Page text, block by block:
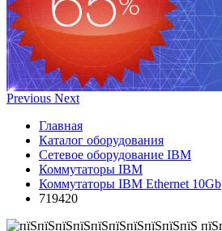
Previous Next
Главная
Каталог оборудования
Сетевое оборудование IBM
Коммутаторы IBM
Коммутаторы IBM Ethernet 10Gb
719420